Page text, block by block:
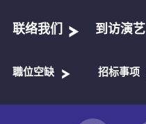
联络我们 到访演艺
職位空缺 招标事项